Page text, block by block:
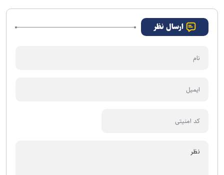
گهر ندارد؟
ارسال نظر